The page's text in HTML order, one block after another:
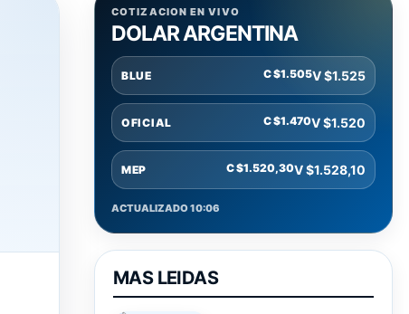
COTIZACION EN VIVO
DOLAR ARGENTINA
BLUE C $1.505V $1.525
OFICIAL C $1.470V $1.520
MEP C $1.520,30V $1.528,10
ACTUALIZADO 10:06
MAS LEIDAS